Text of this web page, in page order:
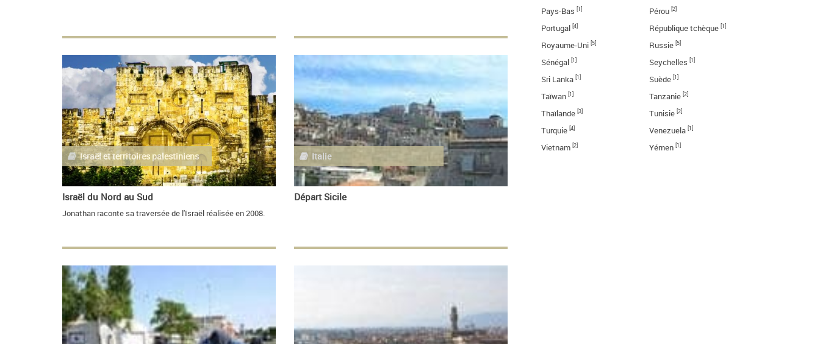
Israël et territoires palestiniens
Israël du Nord au Sud
Jonathan raconte sa traversée de l'Israël réalisée en 2008.
Italie
Départ Sicile
Pays-Bas [1] Pérou [2]
Portugal [4] République tchèque [1]
Royaume-Uni [5] Russie [5]
Sénégal [1] Seychelles [1]
Sri Lanka [1] Suède [1]
Taïwan [1] Tanzanie [2]
Thaïlande [3] Tunisie [2]
Turquie [4] Venezuela [1]
Vietnam [2] Yémen [1]